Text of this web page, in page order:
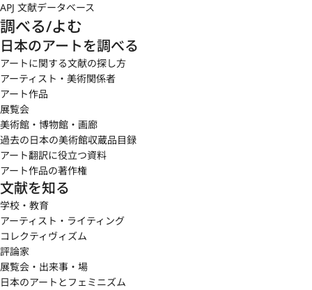
APJ 文献データベース
調べる/よむ
日本のアートを調べる
アートに関する文献の探し方
アーティスト・美術関係者
アート作品
展覧会
美術館・博物館・画廊
過去の日本の美術館収蔵品目録
アート翻訳に役立つ資料
アート作品の著作権
文献を知る
学校・教育
アーティスト・ライティング
コレクティヴィズム
評論家
展覧会・出来事・場
日本のアートとフェミニズム